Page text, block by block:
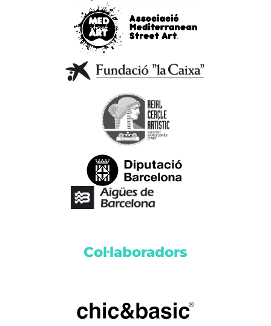
Col·laboradors